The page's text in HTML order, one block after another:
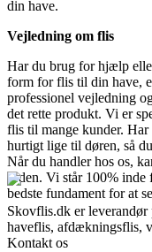
din have.
Vejledning om flis
Har du brug for hjælp
form for flis til din have,
professionel vejledning
det rette produkt. Vi er
flis til mange kunder.
hurtigt lige til døren, så
Når du handler hos os,
orden. Vi står 100% inde
bedste fundament for at
Skovflis.dk er
haveflis, afdækningsflis,
Kontakt os